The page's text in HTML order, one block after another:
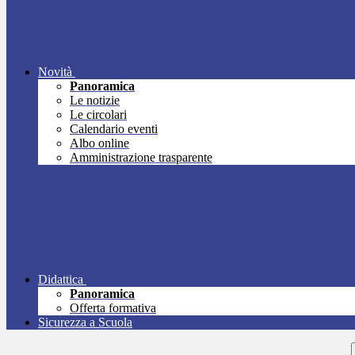
Novità
Panoramica
Le notizie
Le circolari
Calendario eventi
Albo online
Amministrazione trasparente
Didattica
Panoramica
Offerta formativa
Sicurezza a Scuola